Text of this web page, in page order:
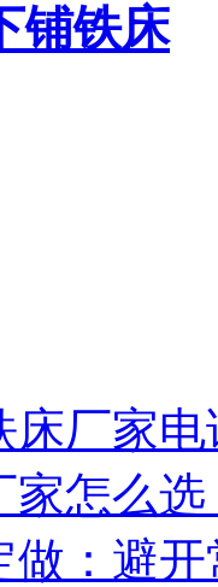
铺铁床
床厂家
家怎么
做：避